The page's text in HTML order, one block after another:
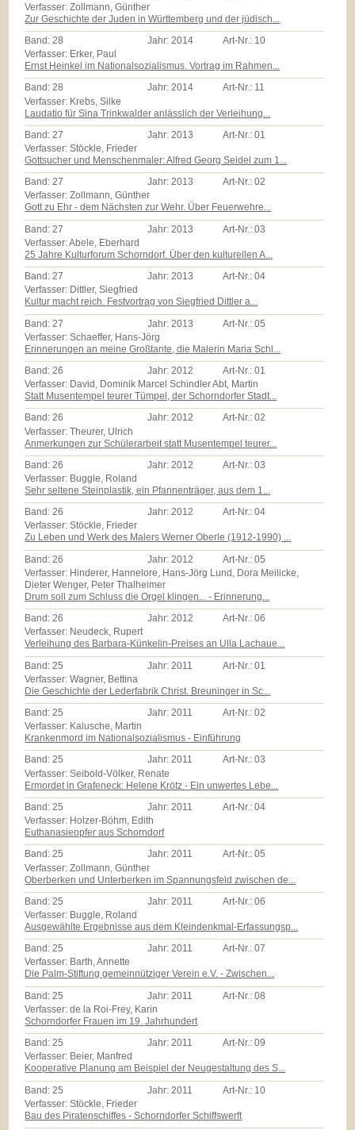
Verfasser: Zollmann, Günther
Zur Geschichte der Juden in Württemberg und der jüdisch...
Band:28 Jahr:2014 Art-Nr.: 10
Verfasser: Erker, Paul
Ernst Heinkel im Nationalsozialismus. Vortrag im Rahmen...
Band:28 Jahr:2014 Art-Nr.: 11
Verfasser: Krebs, Silke
Laudatio für Sina Trinkwalder anlässlich der Verleihung...
Band: 27 Jahr: 2013 Art-Nr.:01
Verfasser: Stöckle, Frieder
Gottsucher und Menschenmaler: Alfred Georg Seidel zum 1...
Band:27 Jahr:2013 Art-Nr.:02
Verfasser: Zollmann, Günther
Gott zu Ehr - dem Nächsten zur Wehr. Über Feuerwehre...
Band: 27 Jahr: 2013 Art-Nr.:03
Verfasser: Abele, Eberhard
25 Jahre Kulturforum Schorndorf. Über den kulturellen A...
Band:27 Jahr:2013 Art-Nr.:04
Verfasser: Dittler, Siegfried
Kultur macht reich. Festvortrag von Siegfried Dittler a...
Band: 27 Jahr: 2013 Art-Nr.:05
Verfasser: Schaeffer, Hans-Jörg
Erinnerungen an meine Großtante, die Malerin Maria Schl...
Band:26 Jahr:2012 Art-Nr.:01
Verfasser: David, Dominik Marcel Schindler Abt, Martin
Statt Musentempel teurer Tümpel, der Schorndorfer Stadt...
Band:26 Jahr:2012 Art-Nr.:02
Verfasser: Theurer, Ulrich
Anmerkungen zur Schülerarbeit statt Musentempel teurer...
Band:26 Jahr:2012 Art-Nr.:03
Verfasser: Buggle, Roland
Sehr seltene Steinplastik, ein Pfannenträger, aus dem 1...
Band:26 Jahr:2012 Art-Nr.:04
Verfasser: Stöckle, Frieder
Zu Leben und Werk des Malers Werner Oberle (1912-1990) ...
Band: 26 Jahr: 2012 Art-Nr.:05
Verfasser: Hinderer, Hannelore, Hans-Jörg Lund, Dora Meilicke,
Dieter Wenger, Peter Thalheimer
Drum soll zum Schluss die Orgel klingen... - Erinnerung...
Band:26 Jahr:2012 Art-Nr.:06
Verfasser: Neudeck, Rupert
Verleihung des Barbara-Künkelin-Preises an Ulla Lachaue...
Band: 25 Jahr: 2011 Art-Nr.:01
Verfasser: Wagner, Bettina
Die Geschichte der Lederfabrik Christ. Breuninger in Sc...
Band:25 Jahr:2011 Art-Nr.:02
Verfasser: Kalusche, Martin
Krankenmord im Nationalsozialismus - Einführung
Band:25 Jahr:2011 Art-Nr.:03
Verfasser: Seibold-Völker, Renate
Ermordet in Grafeneck: Helene Krötz - Ein unwertes Lebe...
Band:25 Jahr:2011 Art-Nr.:04
Verfasser: Holzer-Böhm, Edith
Euthanasieopfer aus Schorndorf
Band:25 Jahr:2011 Art-Nr.:05
Verfasser: Zollmann, Günther
Oberberken und Unterberken im Spannungsfeld zwischen de...
Band: 25 Jahr: 2011 Art-Nr.:06
Verfasser: Buggle, Roland
Ausgewählte Ergebnisse aus dem Kleindenkmal-Erfassungsp...
Band:25 Jahr:2011 Art-Nr.:07
Verfasser: Barth, Annette
Die Palm-Stiftung gemeinnütziger Verein e.V. - Zwischen...
Band: 25 Jahr: 2011 Art-Nr.:08
Verfasser: de la Roi-Frey, Karin
Schorndorfer Frauen im 19. Jahrhundert
Band:25 Jahr:2011 Art-Nr.:09
Verfasser: Beier, Manfred
Kooperative Planung am Beispiel der Neugestaltung des S...
Band: 25 Jahr: 2011 Art-Nr.: 10
Verfasser: Stöckle, Frieder
Bau des Piratenschiffes - Schorndorfer Schiffswerft